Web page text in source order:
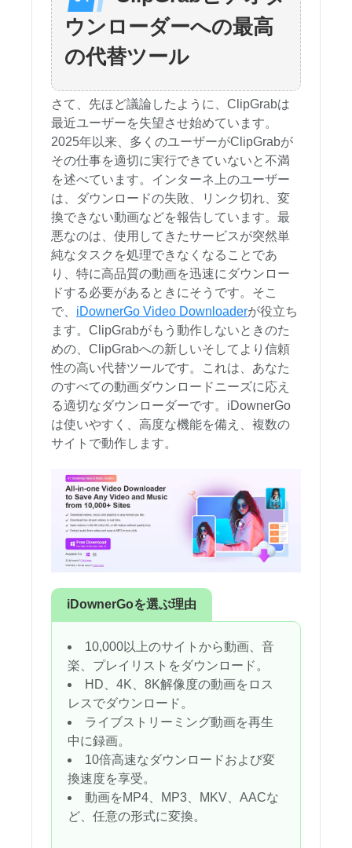
ウンローダーへの最高
の代替ツール
さて、先ほど議論したように、ClipGrabは
最近ユーザーを失望させ始めています。
2025年以来、多くのユーザーがClipGrabが
その仕事を適切に実行できていないと不満
を述べています。インターネ上のユーザー
は、ダウンロードの失敗、リンク切れ、変
換できない動画などを報告しています。最
悪なのは、使用してきたサービスが突然単
純なタスクを処理できなくなることであ
り、特に高品質の動画を迅速にダウンロー
ドする必要があるときにそうです。そこ
で、 iDownerGo Video Downloaderが役立ち
ます。ClipGrabがもう動作しないときのた
めの、ClipGrabへの新しいそしてより信頼
性の高い代替ツールです。これは、あなた
のすべての動画ダウンロードニーズに応え
る適切なダウンローダーです。iDownerGo
は使いやすく、高度な機能を備え、複数の
サイトで動作します。
iDownerGoを選ぶ理由
10,000以上のサイトから動画、音
楽、プレイリストをダウンロード。
HD、4K、8K解像度の動画をロス
レスでダウンロード。
ライブストリーミング動画を再生
中に録画。
10倍高速なダウンロードおよび変
換速度を享受。
動画をMP4、MP3、MKV、AACな
ど、任意の形式に変換。